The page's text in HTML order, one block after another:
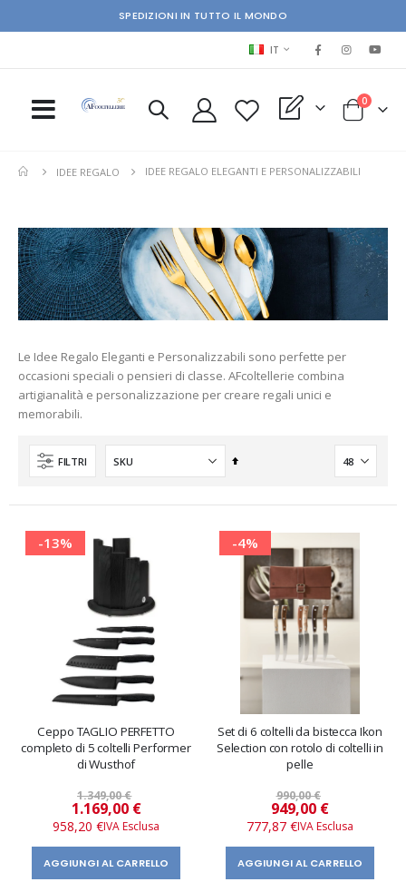
SPEDIZIONI IN TUTTO IL MONDO
LINGUA
IT
My Quote Cart
0elementi
IDEE REGALO IDEE REGALO ELEGANTI E PERSONALIZZABILI
Le Idee Regalo Eleganti e Personalizzabili sono perfette per
occasioni speciali o pensieri di classe. AFcoltellerie combina
artigianalità e personalizzazione per creare regali unici e
memorabili.
FILTRI
Imposta
-13%
Ceppo TAGLIO PERFETTO
completo di 5 coltelli Performer
di Wusthof
1.349,00 €
Prezzo
speciale
1.169,00 €
958,20 €
AGGIUNGI AL CARRELLO
-4%
Set di 6 coltelli da bistecca Ikon
Selection con rotolo di coltelli in
pelle
990,00 €
Prezzo
speciale
949,00 €
777,87 €
AGGIUNGI AL CARRELLO